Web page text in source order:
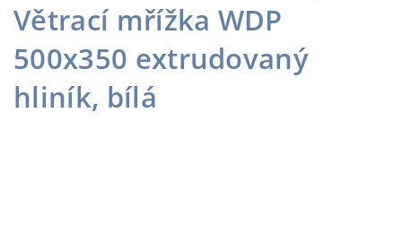
Větrací mřížka WDP
500x350 extrudovaný
hliník, bílá